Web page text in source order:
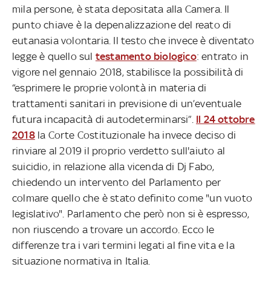
mila persone, è stata depositata alla Camera. Il
punto chiave è la depenalizzazione del reato di
eutanasia volontaria. Il testo che invece è diventato
legge è quello sul testamento biologico: entrato in
vigore nel gennaio 2018, stabilisce la possibilità di
“esprimere le proprie volontà in materia di
trattamenti sanitari in previsione di un’eventuale
futura incapacità di autodeterminarsi”. Il 24 ottobre
2018la Corte Costituzionale ha invece deciso di
rinviare al 2019 il proprio verdetto sull'aiuto al
suicidio, in relazione alla vicenda di Dj Fabo,
chiedendo un intervento del Parlamento per
colmare quello che è stato definito come "un vuoto
legislativo". Parlamento che però non si è espresso,
non riuscendo a trovare un accordo. Ecco le
differenze tra i vari termini legati al fine vita e la
situazione normativa in Italia.